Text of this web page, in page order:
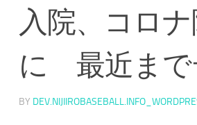
入院、コロ
に 最近まで
BY